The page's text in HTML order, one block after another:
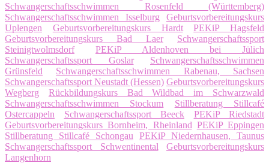
Schwangerschaftsschwimmen Rosenfeld (Württemberg)
Schwangerschaftsschwimmen Isselburg
Geburtsvorbereitungskurs
Uplengen
Geburtsvorbereitungskurs Hardt
PEKiP Hagsfeld
Geburtsvorbereitungskurs Bad Laer
Schwangerschaftssport
Steinigtwolmsdorf
PEKiP Aldenhoven bei Jülich
Schwangerschaftssport Goslar
Schwangerschaftsschwimmen
Grünsfeld
Schwangerschaftsschwimmen Rabenau, Sachsen
Schwangerschaftssport Neustadt (Hessen) Geburtsvorbereitungskurs
Wegberg
Rückbildungskurs Bad Wildbad im Schwarzwald
Schwangerschaftsschwimmen Stockum
Stillberatung Stillcafé
Ostercappeln
Schwangerschaftssport Beeck
PEKiP Riedstadt
Geburtsvorbereitungskurs Bornheim, Rheinland PEKiP Eppingen
Stillberatung Stillcafé Schongau
PEKiP Niedernhausen, Taunus
Schwangerschaftssport Schwentinental
Geburtsvorbereitungskurs
Langenhorn